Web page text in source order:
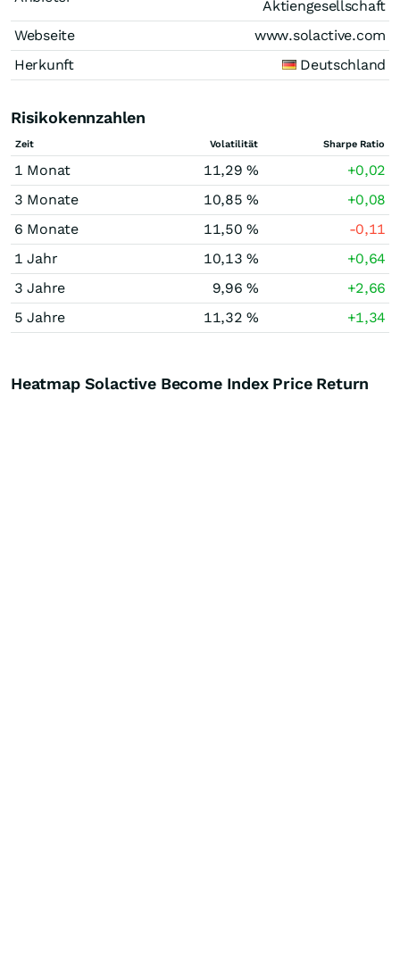
Aktiengesellschaft
Webseite
www.solactive.com
Herkunft
Deutschland
Risikokennzahlen
Zeit Volatilität Sharpe Ratio
1 Monat 11,29 %
+0,02
3 Monate
10,85 %
+0,08
6 Monate
11,50 %
-0,11
1 Jahr
10,13 %
+0,64
3 Jahre
9,96 %
+2,66
5 Jahre
11,32 % +1,34
Heatmap Solactive Become Index Price Return